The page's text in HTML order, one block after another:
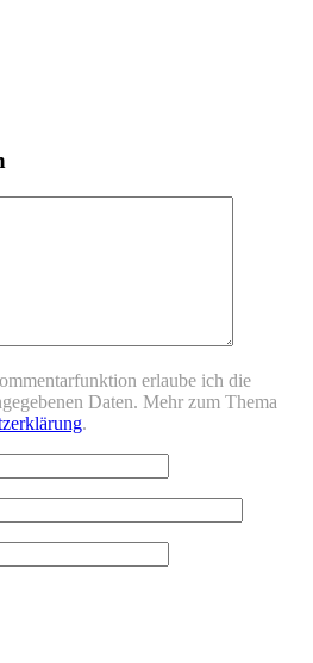
erlaube ich die
Daten. Mehr zum Thema
.